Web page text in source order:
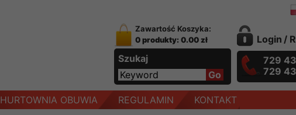
Zawartość Koszyka:
0 produkty: 0.00 zł
Szukaj
Login /
729
729
HURTOWNIA OBUWIA REGULAMIN KONTAKT